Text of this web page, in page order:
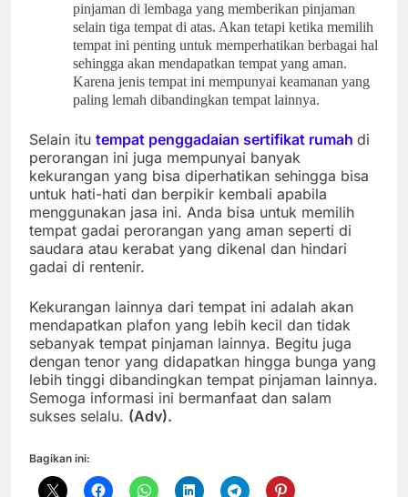
pinjaman di lembaga yang memberikan pinjaman
selain tiga tempat di atas. Akan tetapi ketika memilih
tempat ini penting untuk memperhatikan berbagai hal
sehingga akan mendapatkan tempat yang aman.
Karena jenis tempat ini mempunyai keamanan yang
paling lemah dibandingkan tempat lainnya.
Selain itu tempat penggadaian sertifikat rumah di
perorangan ini juga mempunyai banyak
kekurangan yang bisa diperhatikan sehingga bisa
untuk hati-hati dan berpikir kembali apabila
menggunakan jasa ini. Anda bisa untuk memilih
tempat gadai perorangan yang aman seperti di
saudara atau kerabat yang dikenal dan hindari
gadai di rentenir.
Kekurangan lainnya dari tempat ini adalah akan
mendapatkan plafon yang lebih kecil dan tidak
sebanyak tempat pinjaman lainnya. Begitu juga
dengan tenor yang didapatkan hingga bunga yang
lebih tinggi dibandingkan tempat pinjaman lainnya.
Semoga informasi ini bermanfaat dan salam
sukses selalu. (Adv).
Bagikan ini: